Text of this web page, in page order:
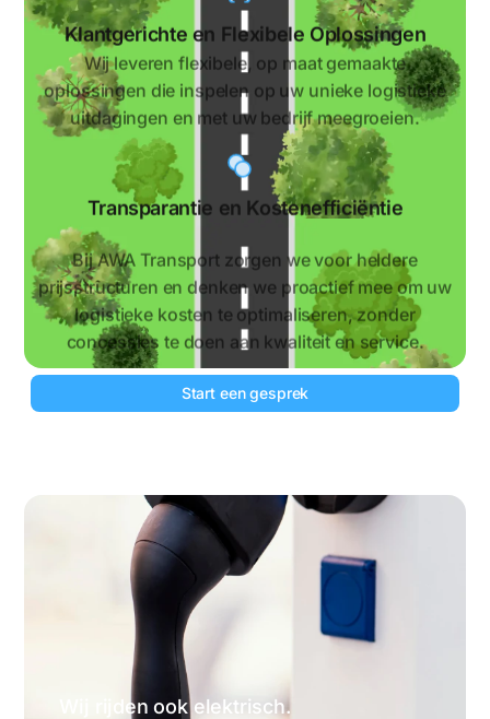
Klantgerichte en Flexibele Oplossingen
Wij leveren flexibele, op maat gemaakte
oplossingen die inspelen op uw unieke logistieke
uitdagingen en met uw bedrijf meegroeien.
Transparantie en Kostenefficiëntie
Bij AWA Transport zorgen we voor heldere
prijsstructuren en denken we proactief mee om uw
logistieke kosten te optimaliseren, zonder
concessies te doen aan kwaliteit en service.
Start een gesprek
Wij rijden ook elektrisch.